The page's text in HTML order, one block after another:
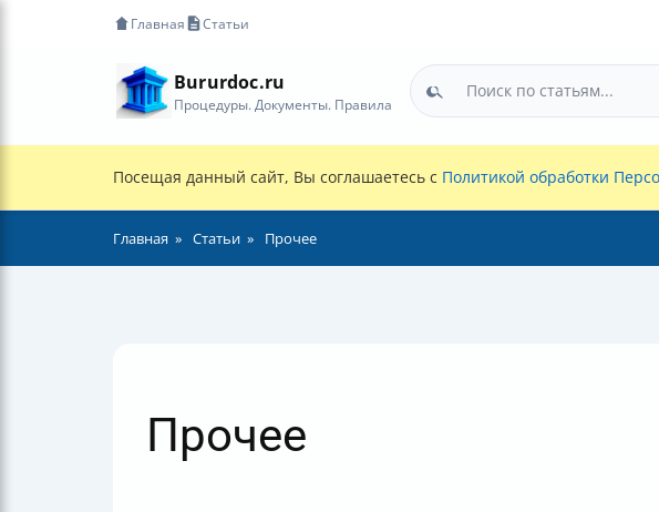
Главная Статьи
Bururdoc.ru
Процедуры. Документы. Правила
Посещая данный сайт, Вы соглашаетесь с Политикой обработки
Главная Статьи Прочее
Прочее